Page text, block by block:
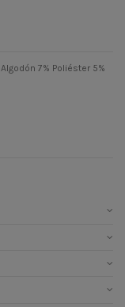
7% Poliéster 5%